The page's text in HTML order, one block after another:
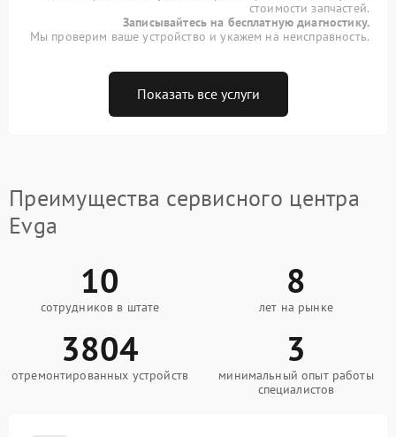
стоимости запчастей.
Записывайтесь на бесплатную диагностику.
Мы проверим ваше устройство и укажем на неисправность.
Показать все услуги
Преимущества сервисного центра
Evga
10
сотрудников в штате
8
лет на рынке
3804
отремонтированных устройств
3
минимальный опыт работы
специалистов